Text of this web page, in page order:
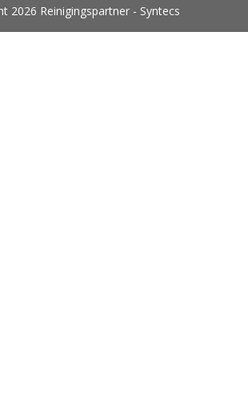
2026 Reinigingspartner - Syntecs